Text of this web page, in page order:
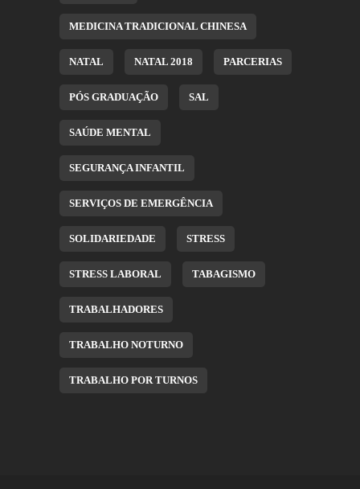
MEDICINA TRADICIONAL CHINESA
NATAL NATAL 2018 PARCERIAS
PÓS GRADUAÇÃO SAL
SAÚDE MENTAL
SEGURANÇA INFANTIL
SERVIÇOS DE EMERGÊNCIA
SOLIDARIEDADE STRESS
STRESS LABORAL TABAGISMO
TRABALHADORES
TRABALHO NOTURNO
TRABALHO POR TURNOS